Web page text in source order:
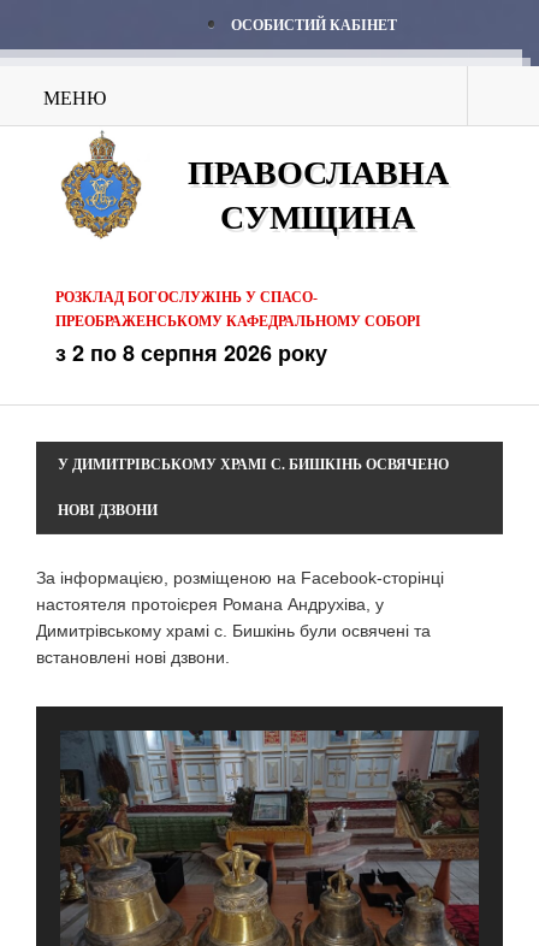
ОСОБИСТИЙ КАБІНЕТ
МЕНЮ
ПРАВОСЛАВНА
СУМЩИНА
РОЗКЛАД БОГОСЛУЖІНЬ У СПАСО-
ПРЕОБРАЖЕНСЬКОМУ КАФЕДРАЛЬНОМУ СОБОРІ
з 2 по 8 серпня 2026 року
У ДИМИТРІВСЬКОМУ ХРАМІ С. БИШКІНЬ ОСВЯЧЕНО
НОВІ ДЗВОНИ
За інформацією, розміщеною на Facebook-сторінці
настоятеля протоієрея Романа Андрухіва, у
Димитрівському храмі с. Бишкінь були освячені та
встановлені нові дзвони.